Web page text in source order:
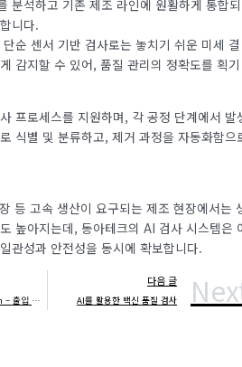
분석하고 기존 제조 라인에 원활하게 통합되
니다.
순 센서 기반 검사로는 놓치기 쉬운 미세 결
감지할 수 있어, 품질 관리의 정확도를 획기
프로세스를 지원하며, 각 공정 단계에서 발
식별 및 분류하고, 제거 과정을 자동화함으
등 고속 생산이 요구되는 제조 현장에서는
높아지는데, 동아테크의 AI 검사 시스템은
관성과 안전성을 동시에 확보합니다.
Smart Vision System – 출입 카운팅 시스템
다음 글
AI를 활용한 백신 품질 검사